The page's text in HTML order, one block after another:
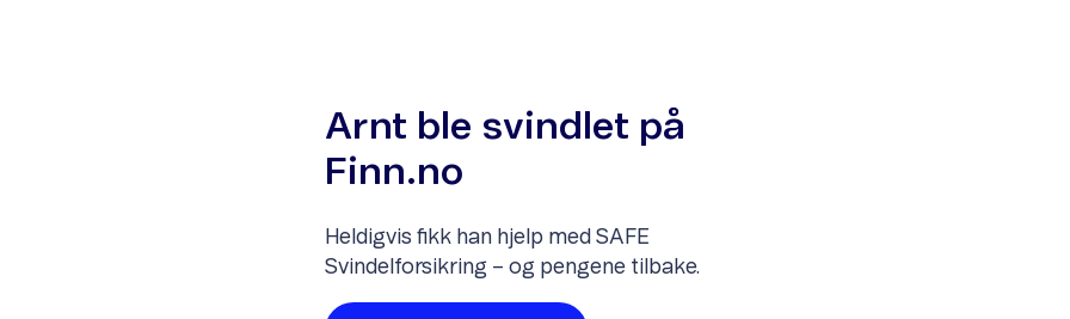
Arnt ble svindlet på
Finn.no
Heldigvis fikk han hjelp med SAFE
Svindelforsikring – og pengene tilbake.